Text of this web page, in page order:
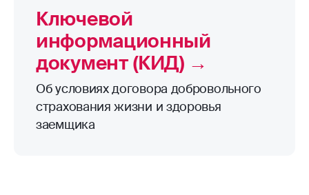
Ключевой
информационный
документ (КИД) →
Об условиях договора добровольного
страхования жизни и здоровья
заемщика